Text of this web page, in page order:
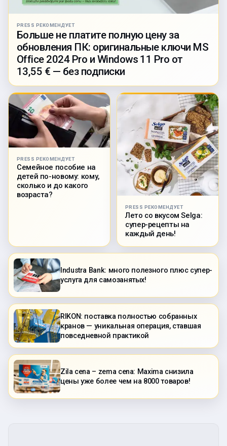
PRESS РЕКОМЕНДУЕТ
Больше не платите полную цену за
обновления ПК: оригинальные ключи MS
Office 2024 Pro и Windows 11 Pro от
13,55 € — без подписки
PRESS РЕКОМЕНДУЕТ
Семейное пособие на
детей по-новому: кому,
сколько и до какого
возраста?
PRESS РЕКОМЕНДУЕТ
Лето со вкусом Selga:
супер-рецепты на
каждый день!
Industra Bank: много полезного плюс супер-
услуга для самозанятых!
RIKON: поставка полностью собранных
кранов — уникальная операция, ставшая
повседневной практикой
Zila cena – zema cena: Maxima снизила
цены уже более чем на 8000 товаров!